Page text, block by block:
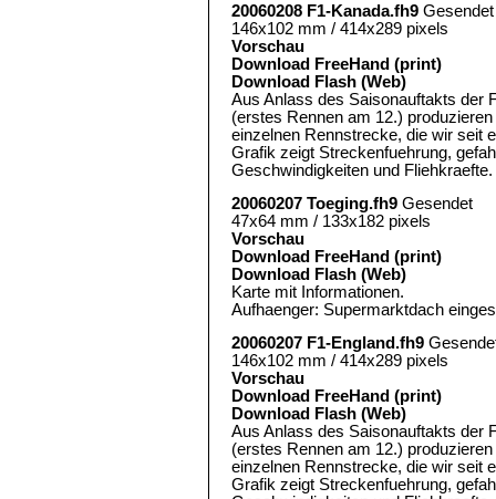
20060208 F1-Kanada.fh9 Gesendet
146x102 mm / 414x289 pixels
Vorschau
Download FreeHand (print)
Download Flash (Web)
Aus Anlass des Saisonauftakts der
(erstes Rennen am 12.)
einzelnen Rennstrecke, die wir seit
Grafik zeigt Streckenfuehrung,
Geschwindigkeiten und Fliehkraefte.
20060207 Toeging.fh9 Gesendet
47x64 mm / 133x182 pixels
Vorschau
Download FreeHand (print)
Download Flash (Web)
Karte mit Informationen.
Aufhaenger: Supermarktdach
20060207 F1-England.fh9
146x102 mm / 414x289 pixels
Vorschau
Download FreeHand (print)
Download Flash (Web)
Aus Anlass des Saisonauftakts der
(erstes Rennen am 12.)
einzelnen Rennstrecke, die wir seit
Grafik zeigt Streckenfuehrung,